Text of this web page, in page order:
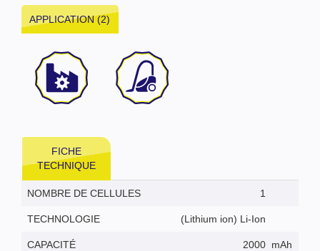
APPLICATION (2)
FICHE
TECHNIQUE
NOMBRE DE CELLULES 1
TECHNOLOGIE (Lithium ion) Li-Ion
CAPACITÉ 2000 mAh